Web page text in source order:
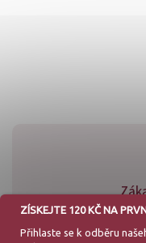
ZÍSKEJTE 120 KČ NA
Přihlaste se k odběru